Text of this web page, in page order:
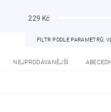
229 Kč
FILTR PODLE PARAMETRŮ,
NEJPRODÁVANĚJŠÍ